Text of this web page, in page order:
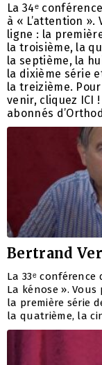
La 34ᵉ
à « L’attention
ligne : la
la troisième, la
la septième, la
la dixième série
la treizième.
venir, cliquez ICI
abonnés
Bertrand
La 33ᵉ
La kénose ».
la première série
la quatrième, la